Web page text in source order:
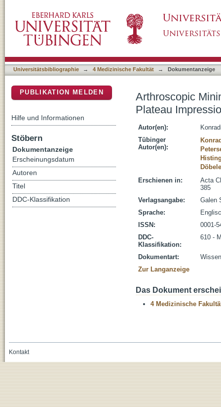
Universitätsbibliographie → 4 Medizinische Fakultät → Dokumentanzeige
Arthroscopic
Plateau
Autor(en):
Tübinger
Autor(en):
Erschienen in:
Acta
385
Verlagsangabe:
Galen
Sprache:
ISSN:
0001-
DDC-
Klassifikation:
610 -
Dokumentart:
Zur Langanzeige
Das Dokument
4 Medizinische
PUBLIKATION MELDEN
Hilfe und Informationen
Stöbern
Dokumentanzeige
Erscheinungsdatum
Autoren
Titel
DDC-Klassifikation
Kontakt